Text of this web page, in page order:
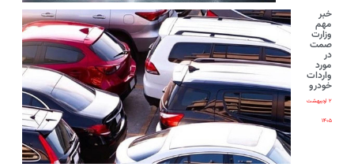
خبر
مهم
وزارت
صمت
در
مورد
واردات
خودرو
۲ اردیبهشت
۱۴۰۵